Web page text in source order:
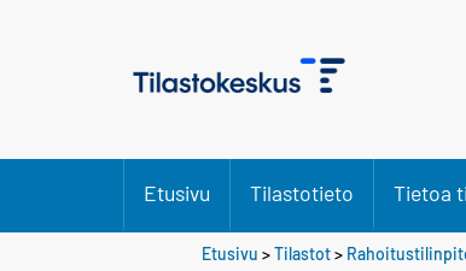
Etusivu Tilastotieto Tietoa
Etusivu >Tilastot>